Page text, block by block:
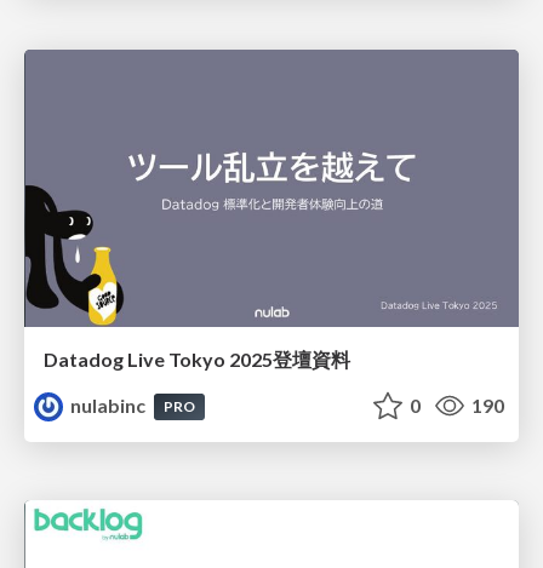
Datadog Live Tokyo 2025登壇資料
nulabinc
PRO 0 190